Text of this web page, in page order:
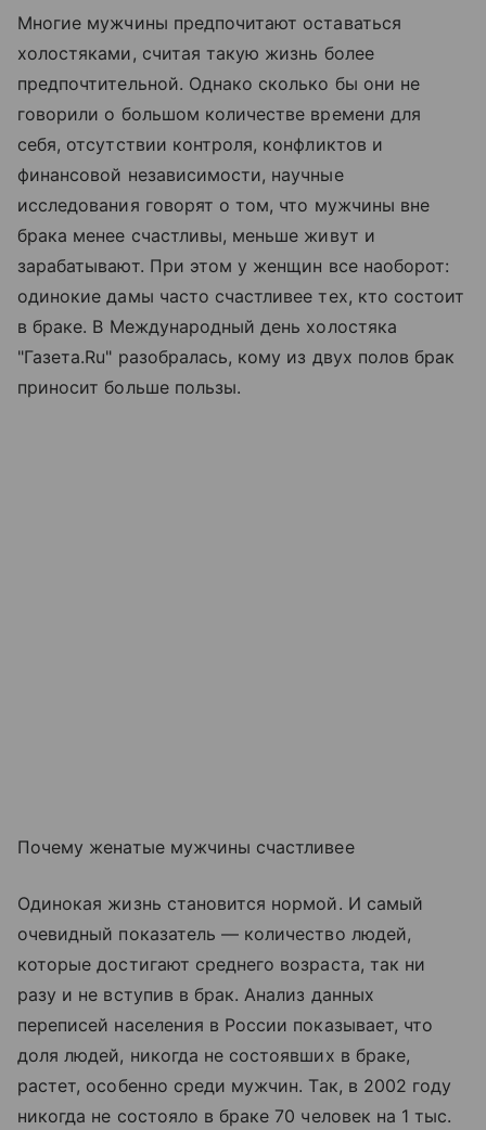
Многие мужчины предпочитают оставаться
холостяками, считая такую жизнь более
предпочтительной. Однако сколько бы они не
говорили о большом количестве времени для
себя, отсутствии контроля, конфликтов и
финансовой независимости, научные
исследования говорят о том, что мужчины вне
брака менее счастливы, меньше живут и
зарабатывают. При этом у женщин все наоборот:
одинокие дамы часто счастливее тех, кто состоит
в браке. В Международный день холостяка
"Газета.Ru" разобралась, кому из двух полов брак
приносит больше пользы.
Почему женатые мужчины счастливее
Одинокая жизнь становится нормой. И самый
очевидный показатель — количество людей,
которые достигают среднего возраста, так ни
разу и не вступив в брак. Анализ данных
переписей населения в России показывает, что
доля людей, никогда не состоявших в браке,
растет, особенно среди мужчин. Так, в 2002 году
никогда не состояло в браке 70 человек на 1 тыс.